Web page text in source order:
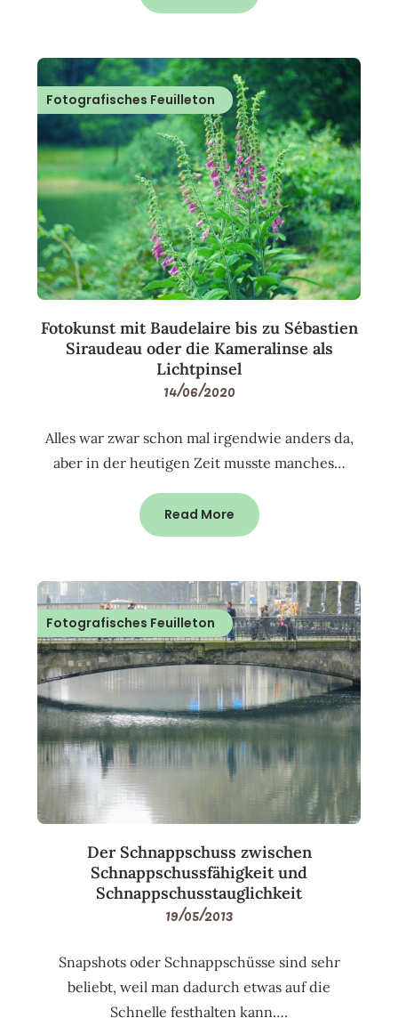
Fotografisches Feuilleton
Fotokunst mit Baudelaire bis zu Sébastien
Siraudeau oder die Kameralinse als
Lichtpinsel
14/06/2020
Alles war zwar schon mal irgendwie anders da,
aber in der heutigen Zeit musste manches…
Read More
Fotografisches Feuilleton
Der Schnappschuss zwischen
Schnappschussfähigkeit und
Schnappschusstauglichkeit
19/05/2013
Snapshots oder Schnappschüsse sind sehr
beliebt, weil man dadurch etwas auf die
Schnelle festhalten kann….